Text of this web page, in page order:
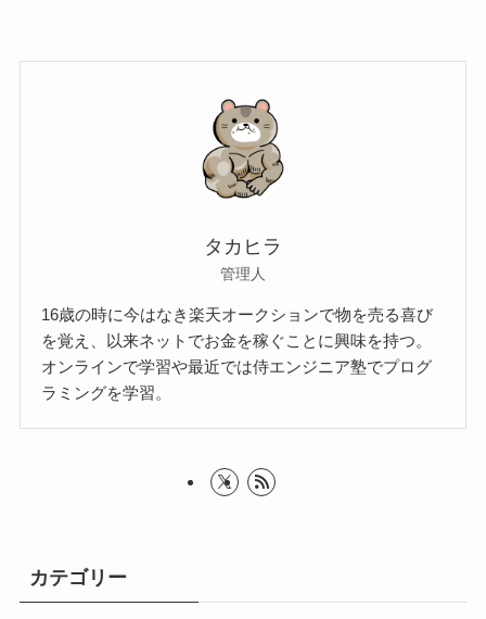
タカヒラ
管理人
16歳の時に今はなき楽天オークションで物を売る喜び
を覚え、以来ネットでお金を稼ぐことに興味を持つ。
オンラインで学習や最近では侍エンジニア塾でプログ
ラミングを学習。
カテゴリー